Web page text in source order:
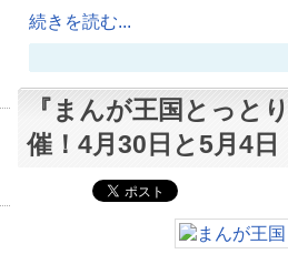
続きを読む...
『まんが王国とっと
催！4月30日と5月4日